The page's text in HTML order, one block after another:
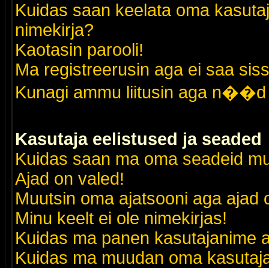
Kuidas saan keelata oma
nimekirja?
Kaotasin parooli!
Ma registreerusin aga ei saa
Kunagi ammu liitusin aga n��d
Kasutaja eelistused ja seaded
Kuidas saan ma oma seadeid
Ajad on valed!
Muutsin oma ajatsooni aga ajad
Minu keelt ei ole nimekirjas!
Kuidas ma panen kasutajanime
Kuidas ma muudan oma